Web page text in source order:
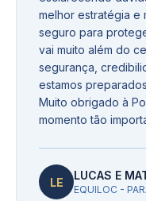
melhor estratégia e
seguro para
vai muito além do
segurança,
estamos
Muito obrigado à
momento tão
LE LUCAS E
EQUILOC -